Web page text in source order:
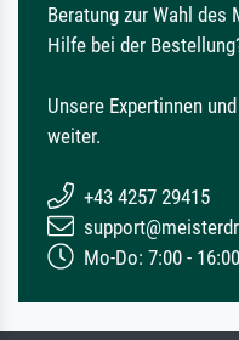
Beratung zur Wahl des
Hilfe bei der
Unsere Expertinnen
weiter.
+43 4257 29415
Mo-Do: 7:00 -